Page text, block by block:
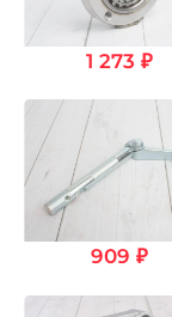
1 273 ₽
909 ₽